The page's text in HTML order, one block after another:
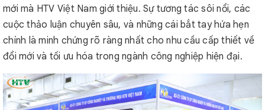
mới mà HTV Việt Nam giới thiệu. Sự tương tác sôi nổi, các
cuộc thảo luận chuyên sâu, và những cái bắt tay hứa hẹn
chính là minh chứng rõ ràng nhất cho nhu cầu cấp thiết về
đổi mới và tối ưu hóa trong ngành công nghiệp hiện đại.